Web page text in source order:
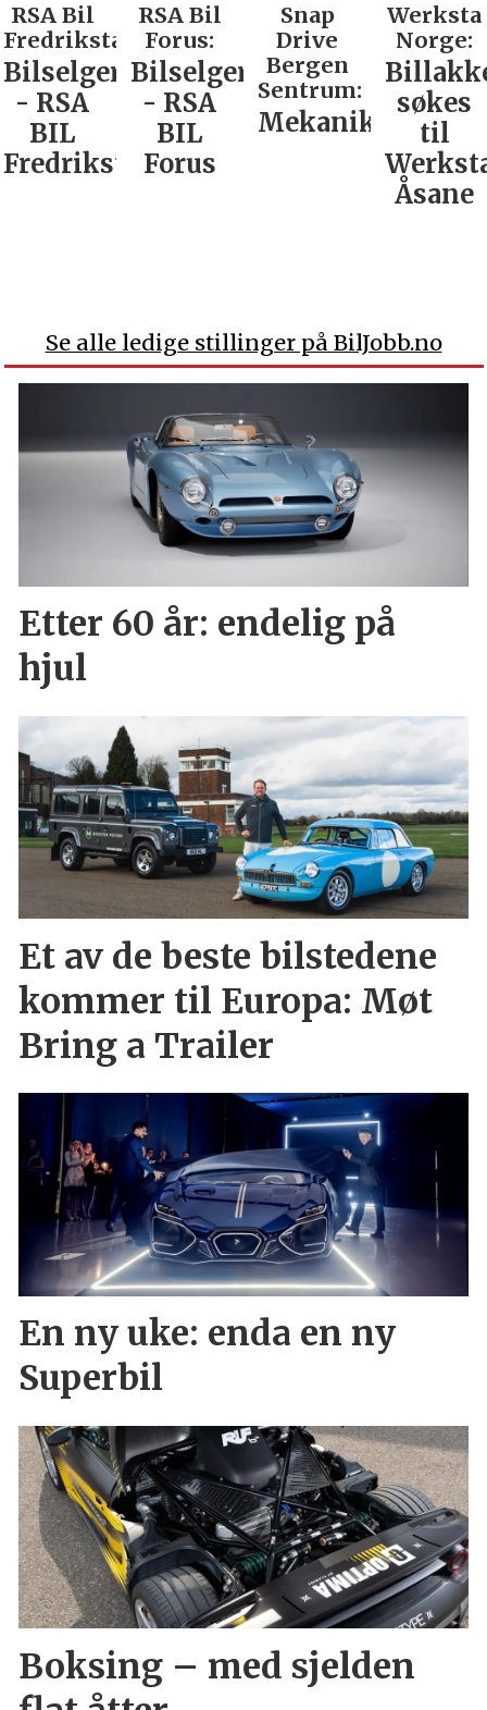
RSA Bil
Fredrikstad:
Bilselger
- RSA
BIL
Fredrikstad
RSA Bil
Forus:
Bilselger
- RSA
BIL
Forus
Snap
Drive
Bergen
Sentrum:
Mekaniker
Werksta
Norge:
søkes
til
Åsane
Se alle ledige stillinger på BilJobb.no
Etter 60 år: endelig på
hjul
Et av de beste bilstedene
kommer til Europa: Møt
Bring a Trailer
En ny uke: enda en ny
Superbil
Boksing – med sjelden